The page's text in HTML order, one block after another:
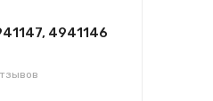
4941146